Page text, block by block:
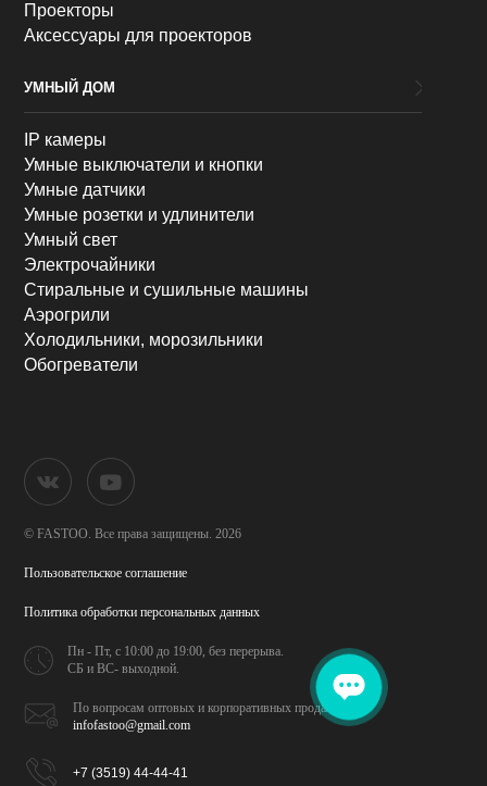
Проекторы
Аксессуары для проекторов
УМНЫЙ ДОМ
IP камеры
Умные выключатели и кнопки
Умные датчики
Умные розетки и удлинители
Умный свет
Электрочайники
Стиральные и сушильные машины
Аэрогрили
Холодильники, морозильники
Обогреватели
© FASTOO. Все права защищены. 2026
Пользовательское соглашение
Политика обработкиперсональных данных
Пн - Пт, с 10:00 до 19:00,без перерыва.
СБ и ВС- выходной.
По вопросам оптовых икорпоративных продаж
infofastoo@gmail.com
+7 (3519) 44-44-41